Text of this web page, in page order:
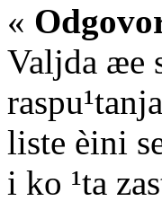
«
Valjda æe
liste èini
i ko ¹ta